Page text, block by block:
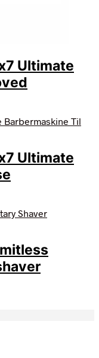
Ultimate
Ultimate